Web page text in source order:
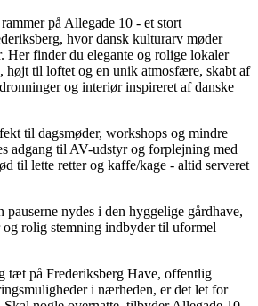
på Allegade 10 - et stort
hvor dansk kulturarv møder
Her finder du elegante og rolige lokaler
højt til loftet og en unik atmosfære, skabt af
og interiør inspireret af danske
til dagsmøder, workshops og mindre
adgang til AV-udstyr og forplejning med
til lette retter og kaffe/kage - altid serveret
pauserne nydes i den hyggelige gårdhave,
rolig stemning indbyder til uformel
tæt på Frederiksberg Have, offentlig
i nærheden, er det let for